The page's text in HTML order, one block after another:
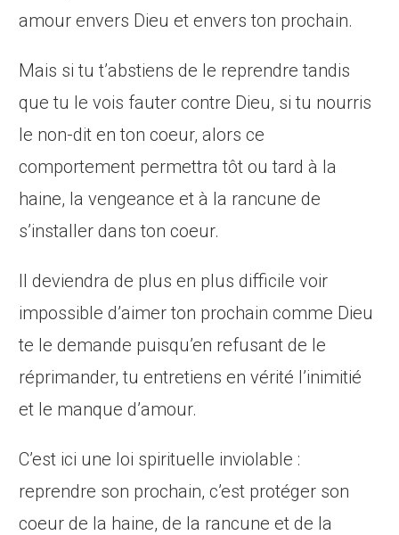
amour envers Dieu et envers ton prochain.
Mais si tu t’abstiens de le reprendre tandis
que tu le vois fauter contre Dieu, si tu nourris
le non-dit en ton coeur, alors ce
comportement permettra tôt ou tard à la
haine, la vengeance et à la rancune de
s’installer dans ton coeur.
Il deviendra de plus en plus difficile voir
impossible d’aimer ton prochain comme Dieu
te le demande puisqu’en refusant de le
réprimander, tu entretiens en vérité l’inimitié
et le manque d’amour.
C’est ici une loi spirituelle inviolable :
reprendre son prochain, c’est protéger son
coeur de la haine, de la rancune et de la